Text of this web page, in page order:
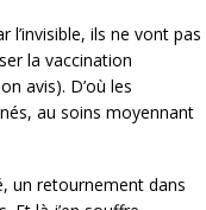
ils ne vont pas
la vaccination
avis). D’où les
au soins moyennant
un retournement dans